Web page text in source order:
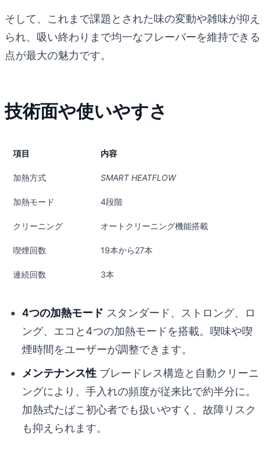
そして、これまで課題とされた味の変動や雑味が抑え
られ、吸い終わりまで均一なフレーバーを維持できる
点が最大の魅力です。
技術面や使いやすさ
項目 内容
加熱方式 SMART HEATFLOW
加熱モード 4段階
クリーニング オートクリーニング機能搭載
喫煙回数 19本から27本
連続回数 3本
4つの加熱モード スタンダード、ストロング、ロ
ング、エコと4つの加熱モードを搭載。喫味や喫
煙時間をユーザーが調整できます。
メンテナンス性 ブレードレス構造と自動クリーニ
ングにより、手入れの頻度が従来比で約半分に。
加熱式たばこ初心者でも扱いやすく、故障リスク
も抑えられます。